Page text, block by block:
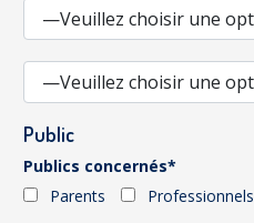
Public
Publics concernés*
Parents
Professionnels